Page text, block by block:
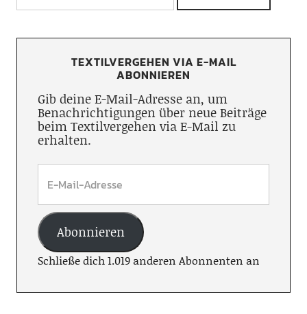
TEXTILVERGEHEN VIA E-MAIL
ABONNIEREN
Gib deine E-Mail-Adresse an, um
Benachrichtigungen über neue Beiträge
beim Textilvergehen via E-Mail zu
erhalten.
Abonnieren
Schließe dich 1.019 anderen Abonnenten an